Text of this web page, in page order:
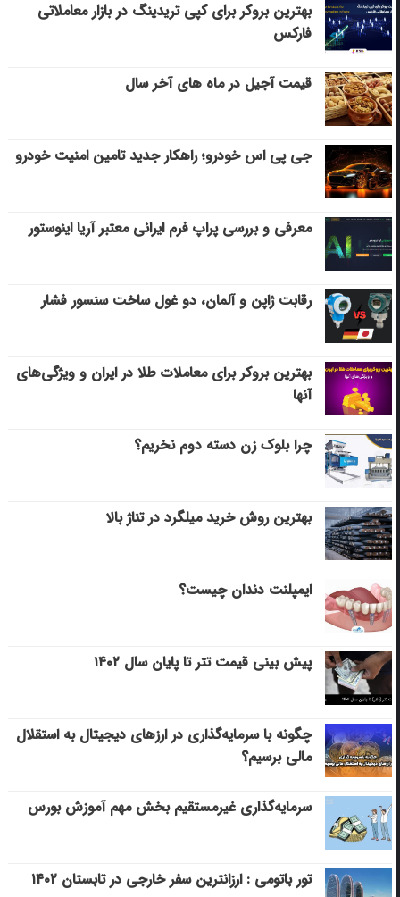
بهترین بروکر برای کپی‌ تریدینگ در بازار معاملاتی
فارکس
قیمت آجیل در ماه های آخر سال
جی پی اس خودرو؛ راهکار جدید تامین امنیت خودرو
معرفی و بررسی پراپ فرم ایرانی معتبر آریا اینوستور
رقابت ژاپن و آلمان، دو غول ساخت سنسور فشار
بهترین بروکر برای معاملات طلا در ایران و ویژگی‌های
آنها
چرا بلوک زن دسته دوم نخریم؟
بهترین روش خرید میلگرد در تناژ بالا
ایمپلنت دندان چیست؟
پیش بینی قیمت تتر تا پایان سال ۱۴۰۲
چگونه با سرمایه‌گذاری در ارزهای دیجیتال به استقلال
مالی برسیم؟
سرمایه‌گذاری غیرمستقیم بخش مهم آموزش بورس
تور باتومی : ارزانترین سفر خارجی در تابستان ۱۴۰۲